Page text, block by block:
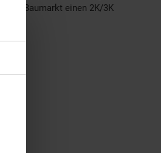
im Baumarkt einen 2K/3K